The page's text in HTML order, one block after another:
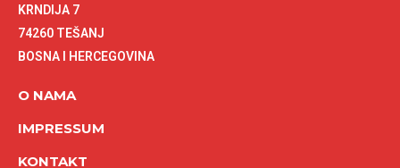
KRNDIJA 7
74260 TEŠANJ
BOSNA I HERCEGOVINA
O NAMA
IMPRESSUM
KONTAKT